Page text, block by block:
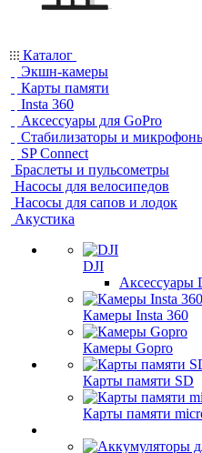
Каталог
Экшн-камеры
Карты памяти
Insta 360
Аксессуары для GoPro
Стабилизаторы и
SP Connect
Браслеты и пульсометры
Насосы для велосипедов
Насосы для сапов и лодок
Акустика
DJI
Аксессуары
Камеры Insta 360
Камеры Gopro
Карты памяти SD
Карты памяти